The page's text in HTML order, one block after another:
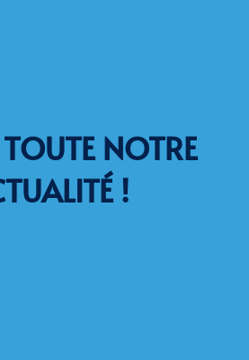
NOTRE
!